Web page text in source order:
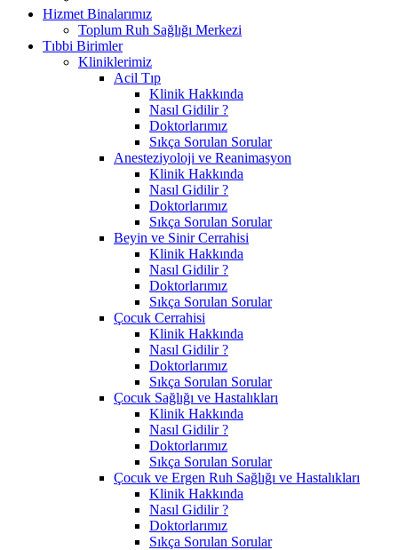
Hizmet Binalarımız
Toplum Ruh Sağlığı Merkezi
Tıbbi Birimler
Kliniklerimiz
Acil Tıp
Klinik Hakkında
Nasıl Gidilir ?
Doktorlarımız
Sıkça Sorulan Sorular
Anesteziyoloji ve Reanimasyon
Klinik Hakkında
Nasıl Gidilir ?
Doktorlarımız
Sıkça Sorulan Sorular
Beyin ve Sinir Cerrahisi
Klinik Hakkında
Nasıl Gidilir ?
Doktorlarımız
Sıkça Sorulan Sorular
Çocuk Cerrahisi
Klinik Hakkında
Nasıl Gidilir ?
Doktorlarımız
Sıkça Sorulan Sorular
Çocuk Sağlığı ve Hastalıkları
Klinik Hakkında
Nasıl Gidilir ?
Doktorlarımız
Sıkça Sorulan Sorular
Çocuk ve Ergen Ruh Sağlığı ve Hastalıkları
Klinik Hakkında
Nasıl Gidilir ?
Doktorlarımız
Sıkça Sorulan Sorular